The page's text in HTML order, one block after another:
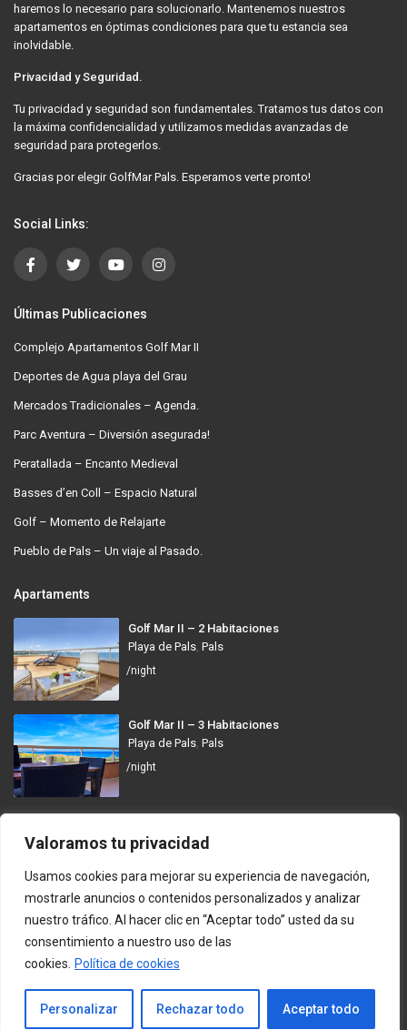
Valoramos tu privacidad
Usamos cookies para mejorar su experiencia de navegación,
mostrarle anuncios o contenidos personalizados y analizar
nuestro tráfico. Al hacer clic en “Aceptar todo” usted da su
consentimiento a nuestro uso de las
cookies.
Política de cookies
Personalizar Rechazar todo Aceptar todo
haremos lo necesario para solucionarlo. Mantenemos nuestros
apartamentos en óptimas condiciones para que tu estancia sea
inolvidable.
Privacidad y Seguridad.
Tu privacidad y seguridad son fundamentales. Tratamos tus datos con
la máxima confidencialidad y utilizamos medidas avanzadas de
seguridad para protegerlos.
Gracias por elegir GolfMar Pals. Esperamos verte pronto!
Social Links:
Últimas Publicaciones
Complejo Apartamentos Golf Mar II
Deportes de Agua playa del Grau
Mercados Tradicionales – Agenda.
Parc Aventura – Diversión asegurada!
Peratallada – Encanto Medieval
Basses d’en Coll – Espacio Natural
Golf – Momento de Relajarte
Pueblo de Pals – Un viaje al Pasado.
Apartaments
Golf Mar II – 2 Habitaciones
Playa de Pals, Pals
/night
Golf Mar II – 3 Habitaciones
Playa de Pals, Pals
/night
GolfMar Pals
info@golfmarpals.com
https://golfmarpals.com/
Política de Privacidad y Condiciones de Uso
Contacto